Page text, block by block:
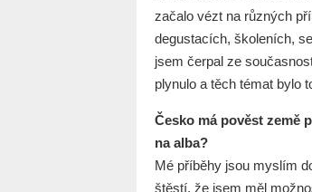
začalo vézt na různých
degustacích, školeních,
jsem čerpal ze
plynulo a těch témat bylo
Česko má pověst země
na alba?
Mé příběhy jsou myslím
štěstí, že jsem měl